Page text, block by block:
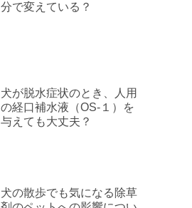
分で変えている？
犬が脱水症状のとき、人用
の経口補水液（OS-１）を
与えても大丈夫？
犬の散歩でも気になる除草